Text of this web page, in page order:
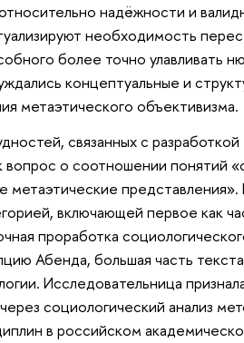
надёжности и
необходимость
более точно улавливать
концептуальные и
метаэтического объективизма.
связанных с разработкой
вопрос о соотношении понятий
представления».
включающей первое как
проработка
Абенда, большая часть
Исследовательница
социологический анализ
в российском